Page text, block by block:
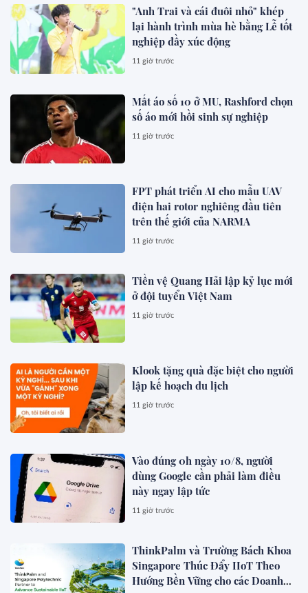
"Anh Trai và cái đuôi nhỏ" khép
lại hành trình mùa hè bằng Lễ tốt
nghiệp đầy xúc động
11 giờ trước
Mất áo số 10 ở MU, Rashford chọn
số áo mới hồi sinh sự nghiệp
11 giờ trước
FPT phát triển AI cho mẫu UAV
điện hai rotor nghiêng đầu tiên
trên thế giới của NARMA
11 giờ trước
Tiền vệ Quang Hải lập kỷ lục mới
ở đội tuyển Việt Nam
11 giờ trước
Klook tặng quà đặc biệt cho người
lập kế hoạch du lịch
11 giờ trước
Vào đúng 0h ngày 10/8, người
dùng Google cần phải làm điều
này ngay lập tức
11 giờ trước
ThinkPalm và Trường Bách Khoa
Singapore Thúc Đẩy IIoT Theo
Hướng Bền Vững cho các Doanh